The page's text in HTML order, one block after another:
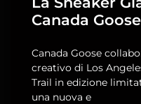
Canada
Canada Goose
creativo di Los
Trail in edizione
una nuova e